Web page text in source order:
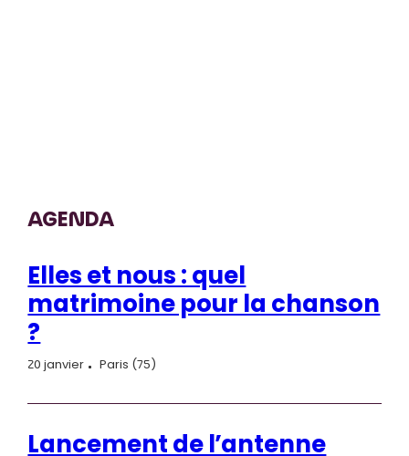
AGENDA
Elles et nous : quel
matrimoine pour la chanson
?
20 janvier Paris (75)
Lancement de l’antenne